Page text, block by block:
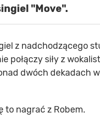
"Move".
z nadchodzącego
połączy siły z
dwóch dekadach
to nagrać z Robem.